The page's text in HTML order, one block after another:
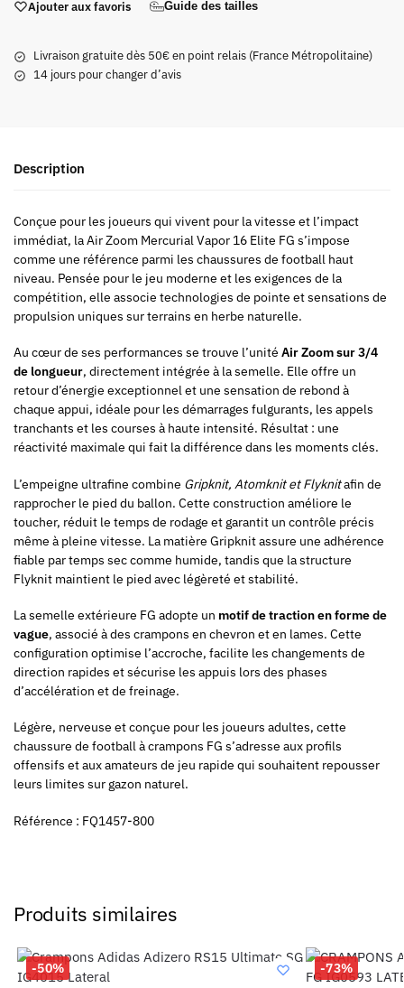
Ajouter aux favoris Guide des tailles
Livraison gratuite dès 50€ en point relais (France Métropolitaine)
14 jours pour changer d’avis
Description
Conçue pour les joueurs qui vivent pour la vitesse et l’impact
immédiat, la Air Zoom Mercurial Vapor 16 Elite FG s’impose
comme une référence parmi les chaussures de football haut
niveau. Pensée pour le jeu moderne et les exigences de la
compétition, elle associe technologies de pointe et sensations de
propulsion uniques sur terrains en herbe naturelle.
Au cœur de ses performances se trouve l’unité Air Zoom sur 3/4
de longueur, directement intégrée à la semelle. Elle offre un
retour d’énergie exceptionnel et une sensation de rebond à
chaque appui, idéale pour les démarrages fulgurants, les appels
tranchants et les courses à haute intensité. Résultat : une
réactivité maximale qui fait la différence dans les moments clés.
L’empeigne ultrafine combine Gripknit, Atomknit et Flyknitafin de
rapprocher le pied du ballon. Cette construction améliore le
toucher, réduit le temps de rodage et garantit un contrôle précis
même à pleine vitesse. La matière Gripknit assure une adhérence
fiable par temps sec comme humide, tandis que la structure
Flyknit maintient le pied avec légèreté et stabilité.
La semelle extérieure FG adopte un motif de traction en forme de
vague, associé à des crampons en chevron et en lames. Cette
configuration optimise l’accroche, facilite les changements de
direction rapides et sécurise les appuis lors des phases
d’accélération et de freinage.
Légère, nerveuse et conçue pour les joueurs adultes, cette
chaussure de football à crampons FG s’adresse aux profils
offensifs et aux amateurs de jeu rapide qui souhaitent repousser
leurs limites sur gazon naturel.
Référence : FQ1457-800
Produits similaires
-50% -73%